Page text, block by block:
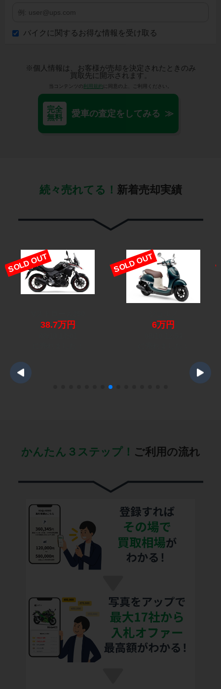
バイクに関するお得な情報を受け取る
※個人情報は、お客様が売却を決定されたときのみ
買取先に開示されます。
当コンテンツの利用規約に同意の上、ご利用ください。
完全
無料
愛車の査定をしてみる ≫
続々売れてる！ 新着売却実績
SOLD OUT
38.7万円
SOLD OUT
6万円
かんたん３ステップ！ ご利用の流れ